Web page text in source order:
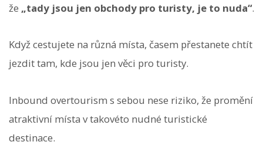
že „tady jsou jen obchody pro turisty, je to nuda“.
Když cestujete na různá místa, časem přestanete chtít
jezdit tam, kde jsou jen věci pro turisty.
Inbound overtourism s sebou nese riziko, že promění
atraktivní místa v takovéto nudné turistické
destinace.